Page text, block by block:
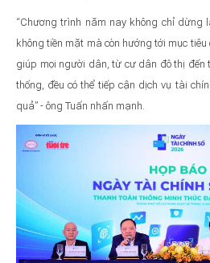
“Chương trình năm nay không chỉ dừng
không tiền mặt mà còn hướng tới mục tiêu
giúp mọi người dân, từ cư dân đô thị đến
thống, đều có thể tiếp cận dịch vụ tài
quả” - ông Tuấn nhấn mạnh.